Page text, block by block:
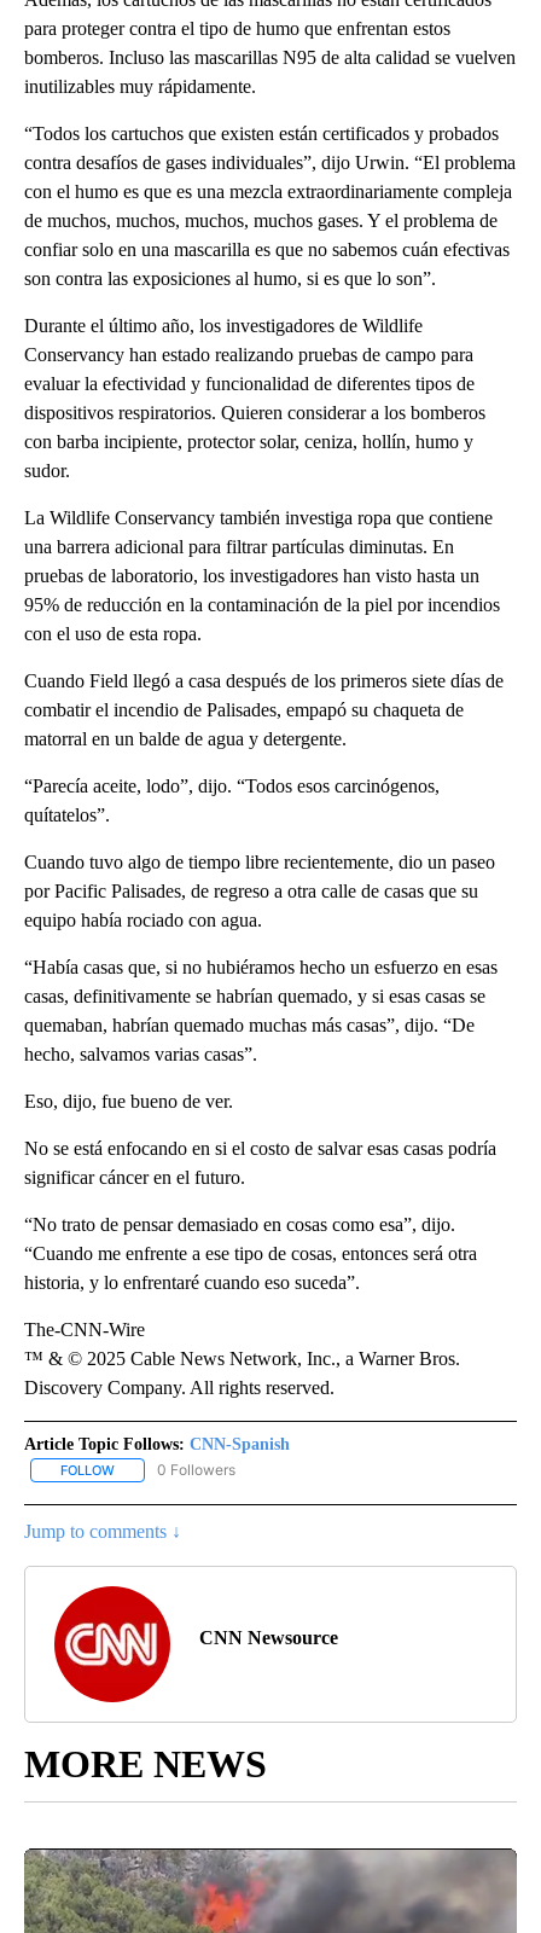
para proteger contra el tipo de humo que enfrentan estos
bomberos. Incluso las mascarillas N95 de alta calidad se vuelven
inutilizables muy rápidamente.
“Todos los cartuchos que existen están certificados y probados
contra desafíos de gases individuales”, dijo Urwin. “El problema
con el humo es que es una mezcla extraordinariamente compleja
de muchos, muchos, muchos, muchos gases. Y el problema de
confiar solo en una mascarilla es que no sabemos cuán efectivas
son contra las exposiciones al humo, si es que lo son”.
Durante el último año, los investigadores de Wildlife
Conservancy han estado realizando pruebas de campo para
evaluar la efectividad y funcionalidad de diferentes tipos de
dispositivos respiratorios. Quieren considerar a los bomberos
con barba incipiente, protector solar, ceniza, hollín, humo y
sudor.
La Wildlife Conservancy también investiga ropa que contiene
una barrera adicional para filtrar partículas diminutas. En
pruebas de laboratorio, los investigadores han visto hasta un
95% de reducción en la contaminación de la piel por incendios
con el uso de esta ropa.
Cuando Field llegó a casa después de los primeros siete días de
combatir el incendio de Palisades, empapó su chaqueta de
matorral en un balde de agua y detergente.
“Parecía aceite, lodo”, dijo. “Todos esos carcinógenos,
quítatelos”.
Cuando tuvo algo de tiempo libre recientemente, dio un paseo
por Pacific Palisades, de regreso a otra calle de casas que su
equipo había rociado con agua.
“Había casas que, si no hubiéramos hecho un esfuerzo en esas
casas, definitivamente se habrían quemado, y si esas casas se
quemaban, habrían quemado muchas más casas”, dijo. “De
hecho, salvamos varias casas”.
Eso, dijo, fue bueno de ver.
No se está enfocando en si el costo de salvar esas casas podría
significar cáncer en el futuro.
“No trato de pensar demasiado en cosas como esa”, dijo.
“Cuando me enfrente a ese tipo de cosas, entonces será otra
historia, y lo enfrentaré cuando eso suceda”.
The-CNN-Wire
™ & © 2025 Cable News Network, Inc., a Warner Bros.
Discovery Company. All rights reserved.
Article Topic Follows: CNN-Spanish
FOLLOW FOLLOW "CNN-SPANISH" TO RECEIVE NOTIFICATIONS ABOUT
0 Followers
Jump to comments ↓
CNN Newsource
MORE NEWS